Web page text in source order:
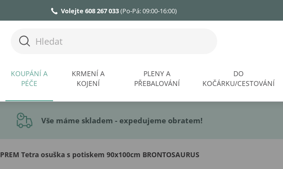
Volejte 608 267 033(Po-Pá: 09:00-16:00)
KOUPÁNÍ A
PÉČE
KRMENÍ A
KOJENÍ
PLENY A
PŘEBALOVÁNÍ
DO
KOČÁRKU/CESTOVÁNÍ
Vše máme skladem - expedujeme obratem!
PREM Tetra osuška s potiskem 90x100cm BRONTOSAURUS